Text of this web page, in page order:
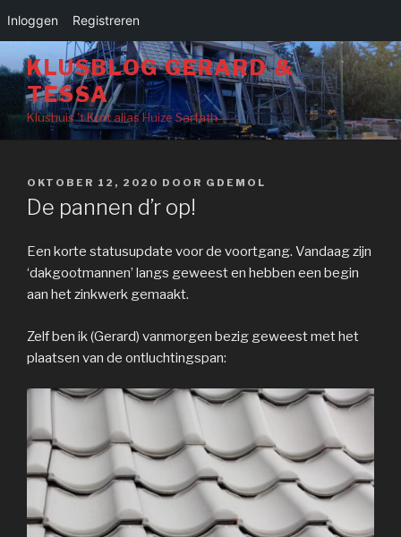
Inloggen Registreren
de
inhoud
springen
KLUSBLOG GERARD &
TESSA
Klushuis 't Krot alias Huize Sarfath
GEPLAATST
OP
OKTOBER 12, 2020 DOOR GDEMOL
De pannen d’r op!
Een korte statusupdate voor de voortgang. Vandaag zijn
‘dakgootmannen’ langs geweest en hebben een begin
aan het zinkwerk gemaakt.
Zelf ben ik (Gerard) vanmorgen bezig geweest met het
plaatsen van de ontluchtingspan: